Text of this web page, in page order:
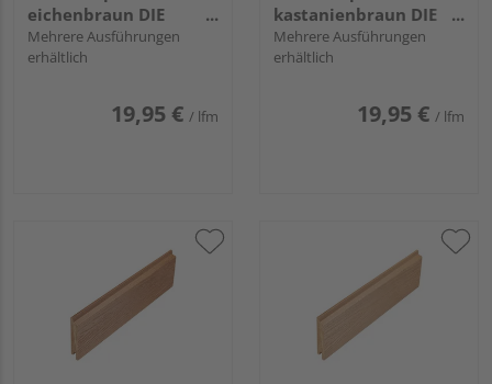
eichenbraun DIE
GESTALTENDE
EXKLUSIV - 152x17mm
Mehrere Ausführungen
erhältlich
19,95 € / lfm
kastanienbraun DIE
GESTALTENDE
EXKLUSIV - 152x17mm
Mehrere Ausführungen
erhältlich
19,95 € / lfm